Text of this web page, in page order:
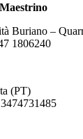
Buriano –
1806240
(PT)